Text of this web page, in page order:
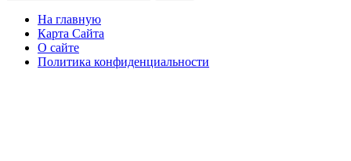
На главную
Карта Сайта
О сайте
Политика конфиденциальности